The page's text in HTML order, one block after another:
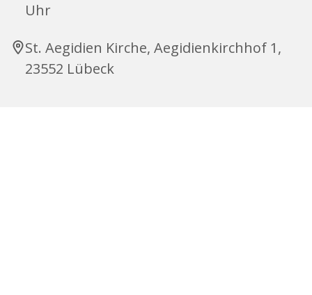
Uhr
St. Aegidien Kirche, Aegidienkirchhof 1,
23552 Lübeck